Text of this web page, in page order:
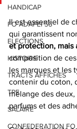
HANDICAP
FO ADAPEI 56
ELECTIONS
HISTOIRE
TRACTS AFFICHES
TPE
SALAIRE
CONFEDERATION FO
Il est essentiel de
qui garantissent
et protection, mais
composition de
les marques et les
contenir du coton,
mélange des
parfums et des